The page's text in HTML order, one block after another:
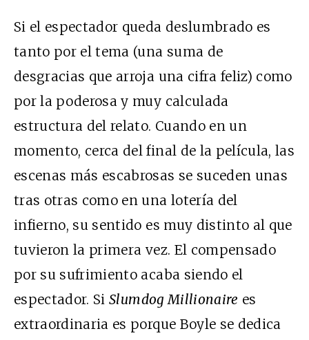
Si el espectador queda deslumbrado es
tanto por el tema (una suma de
desgracias que arroja una cifra feliz) como
por la poderosa y muy calculada
estructura del relato. Cuando en un
momento, cerca del final de la película, las
escenas más escabrosas se suceden unas
tras otras como en una lotería del
infierno, su sentido es muy distinto al que
tuvieron la primera vez. El compensado
por su sufrimiento acaba siendo el
espectador. SiSlumdog Millionaire es
extraordinaria es porque Boyle se dedica